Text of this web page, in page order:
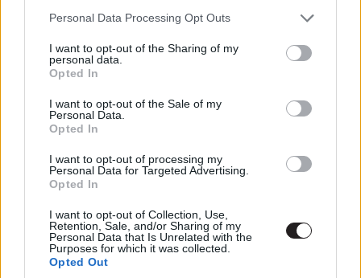
Please note that this website/app uses one or more Google
not limited to your visit or usage behaviour. You may click to
grant or deny consent to Google and its third-party tags to
use your data for below specified purposes in below Google
consent section.
Personal Data Processing Opt Outs
I want to opt-out of the Sharing of my
personal data.
Opted In
I want to opt-out of the Sale of my
Personal Data.
Opted In
I want to opt-out of processing my
Personal Data for Targeted Advertising.
Opted In
I want to opt-out of Collection, Use,
Retention, Sale, and/or Sharing of my
Personal Data that Is Unrelated with the
Purposes for which it was collected.
Opted Out
Befejeződött az Aquaman: The
Lost Kingdom forgatása
Milány Botond |2021 december 12. 20:00
A premier viszont még mindig nagyon messze